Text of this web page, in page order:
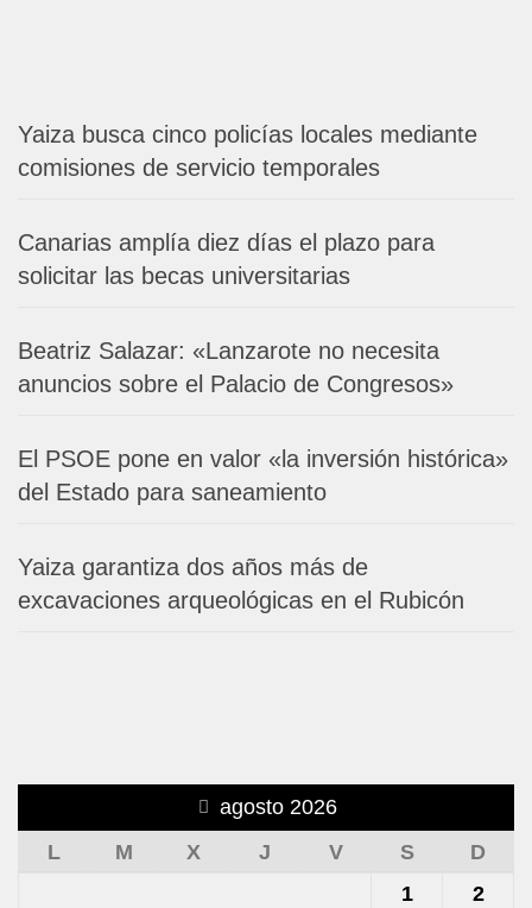
Yaiza busca cinco policías locales mediante
comisiones de servicio temporales
Canarias amplía diez días el plazo para
solicitar las becas universitarias
Beatriz Salazar: «Lanzarote no necesita
anuncios sobre el Palacio de Congresos»
El PSOE pone en valor «la inversión histórica»
del Estado para saneamiento
Yaiza garantiza dos años más de
excavaciones arqueológicas en el Rubicón
agosto 2026
L
M X J V S
D
1
2